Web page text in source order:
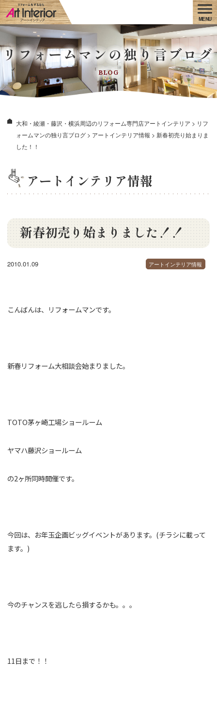
リフォームマンの独り言ブログ
BLOG
大和・綾瀬・藤沢・横浜周辺のリフォーム専門店アートインテリア > リフ
ォームマンの独り言ブログ > アートインテリア情報 > 新春初売り始まりま
した！！
アートインテリア情報
新春初売り始まりました！！
2010.01.09 アートインテリア情報
こんばんは、リフォームマンです。
新春リフォーム大相談会始まりました。
TOTO茅ヶ崎工場ショールーム
ヤマハ藤沢ショールーム
の2ヶ所同時開催です。
今回は、お年玉企画ビッグイベントがあります。(チラシに載って
ます。)
今のチャンスを逃したら損するかも。。。
11日まで！！